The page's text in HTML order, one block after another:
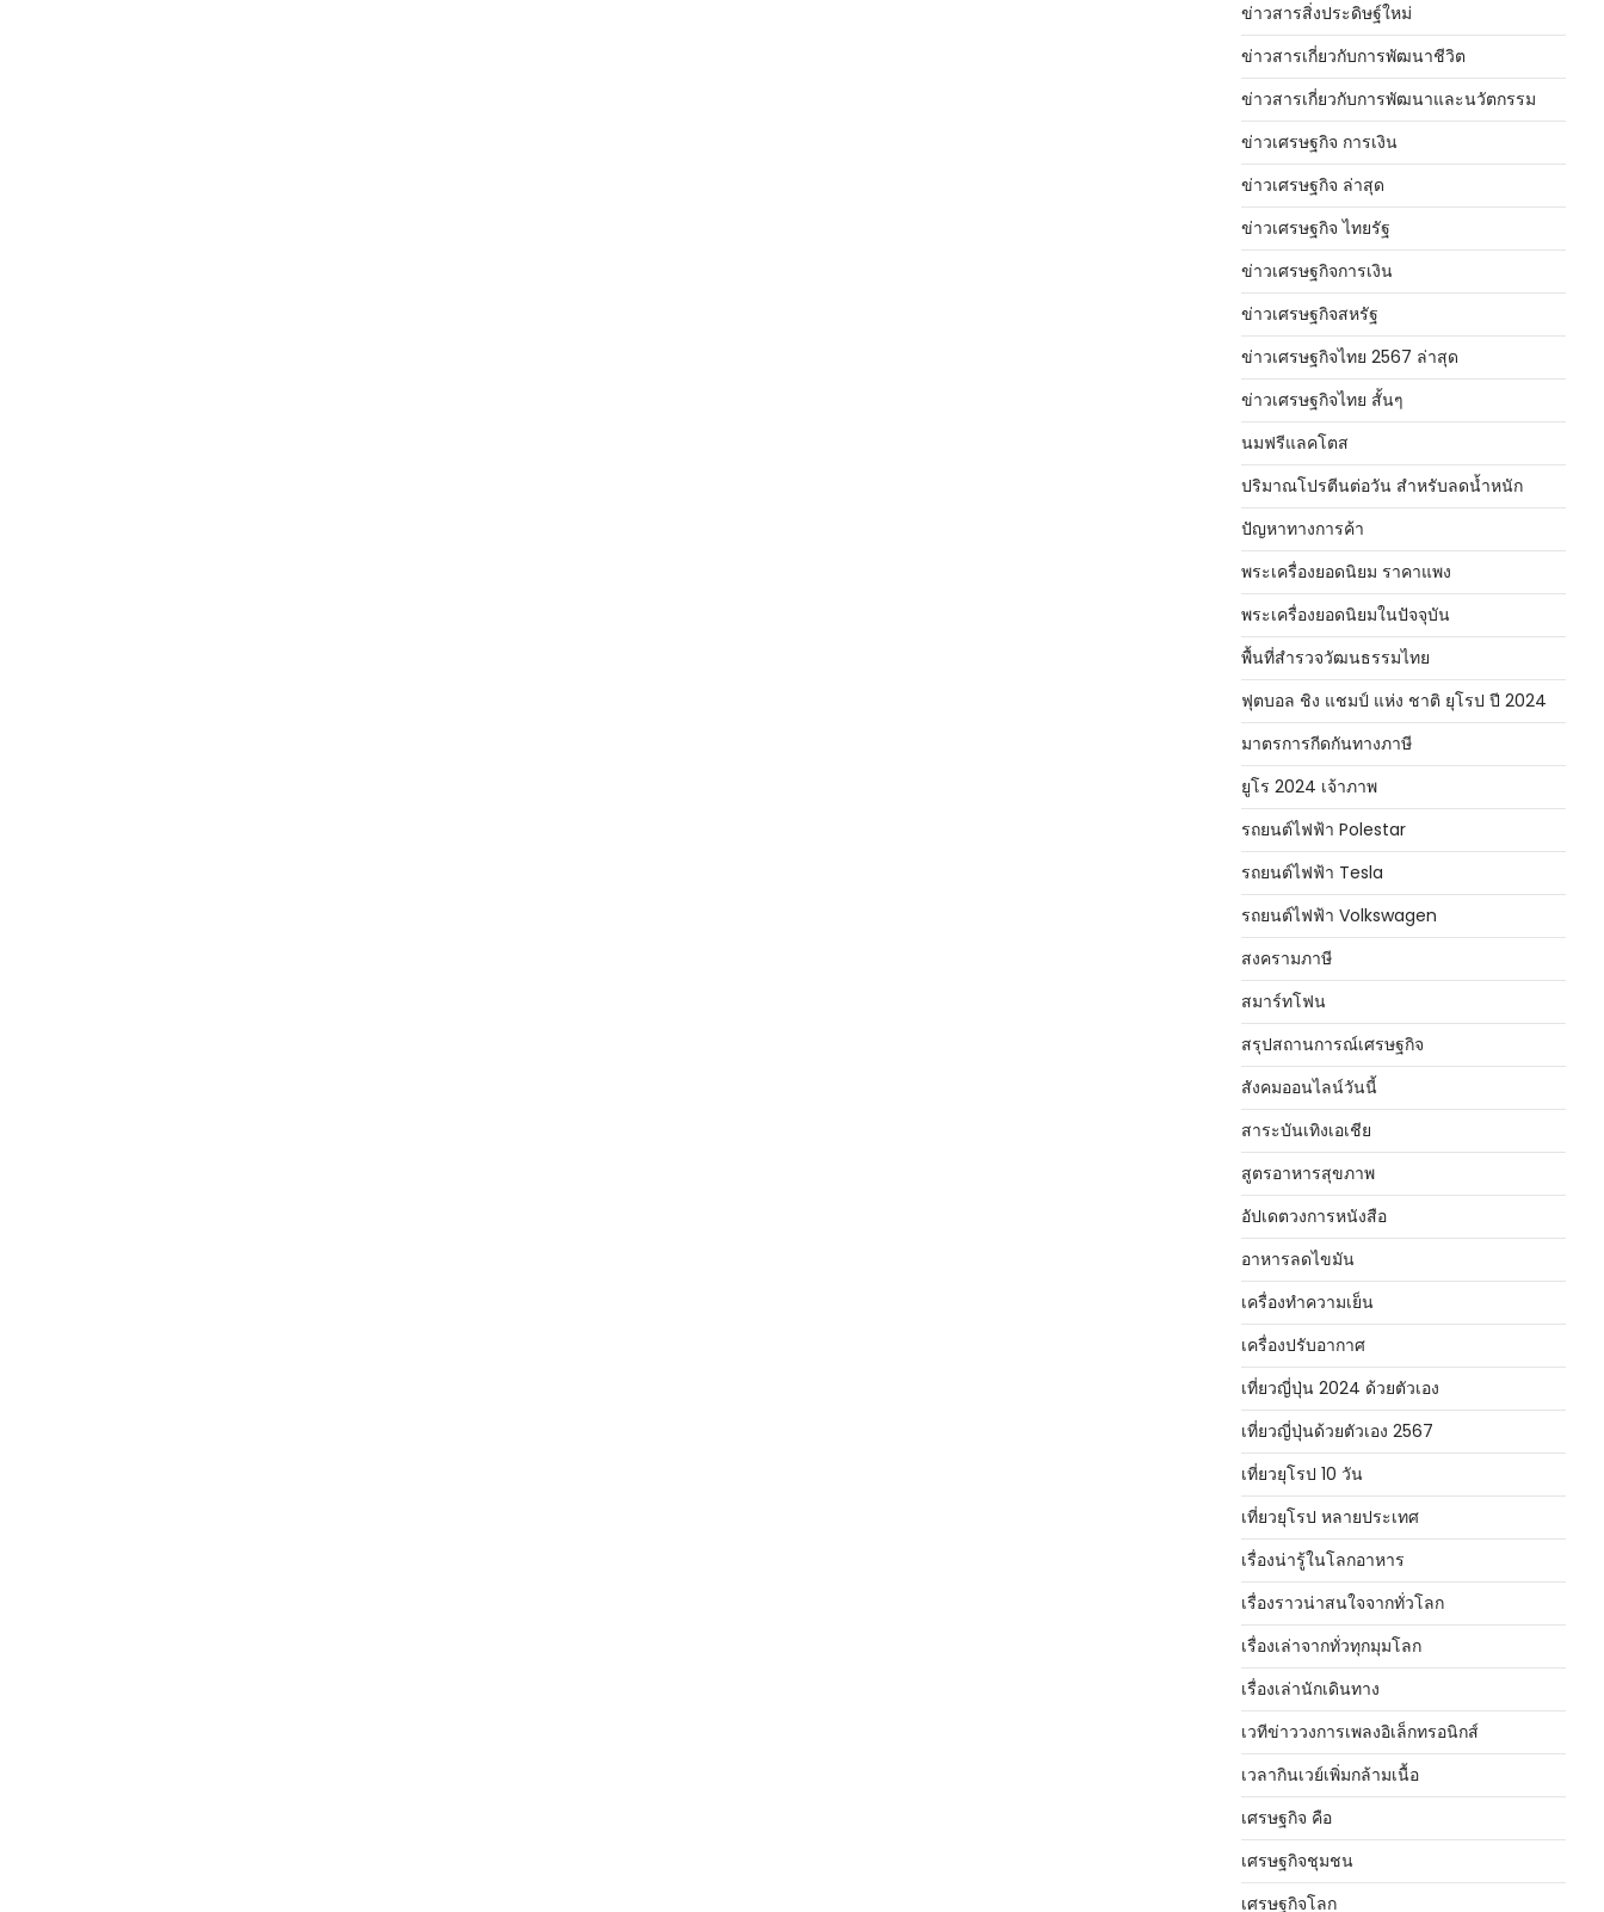
ข่าวสารสิ่งประดิษฐ์ใหม่
ข่าวสารเกี่ยวกับการพัฒนาชีวิต
ข่าวสารเกี่ยวกับการพัฒนาและนวัตกรรม
ข่าวเศรษฐกิจ การเงิน
ข่าวเศรษฐกิจ ล่าสุด
ข่าวเศรษฐกิจ ไทยรัฐ
ข่าวเศรษฐกิจการเงิน
ข่าวเศรษฐกิจสหรัฐ
ข่าวเศรษฐกิจไทย 2567 ล่าสุด
ข่าวเศรษฐกิจไทย สั้นๆ
นมฟรีแลคโตส
ปริมาณโปรตีนต่อวัน สำหรับลดน้ำหนัก
ปัญหาทางการค้า
พระเครื่องยอดนิยม ราคาแพง
พระเครื่องยอดนิยมในปัจจุบัน
พื้นที่สำรวจวัฒนธรรมไทย
ฟุตบอล ชิง แชมป์ แห่ง ชาติ ยุโรป ปี 2024
มาตรการกีดกันทางภาษี
ยูโร 2024 เจ้าภาพ
รถยนต์ไฟฟ้า Polestar
รถยนต์ไฟฟ้า Tesla
รถยนต์ไฟฟ้า Volkswagen
สงครามภาษี
สมาร์ทโฟน
สรุปสถานการณ์เศรษฐกิจ
สังคมออนไลน์วันนี้
สาระบันเทิงเอเชีย
สูตรอาหารสุขภาพ
อัปเดตวงการหนังสือ
อาหารลดไขมัน
เครื่องทำความเย็น
เครื่องปรับอากาศ
เที่ยวญี่ปุ่น 2024 ด้วยตัวเอง
เที่ยวญี่ปุ่นด้วยตัวเอง 2567
เที่ยวยุโรป 10 วัน
เที่ยวยุโรป หลายประเทศ
เรื่องน่ารู้ในโลกอาหาร
เรื่องราวน่าสนใจจากทั่วโลก
เรื่องเล่าจากทั่วทุกมุมโลก
เรื่องเล่านักเดินทาง
เวทีข่าววงการเพลงอิเล็กทรอนิกส์
เวลากินเวย์เพิ่มกล้ามเนื้อ
เศรษฐกิจ คือ
เศรษฐกิจชุมชน
เศรษฐกิจโลก